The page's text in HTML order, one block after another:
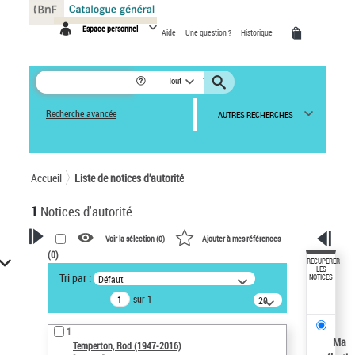
Espace personnel Aide Une question ? Historique
Tout
Recherche avancée AUTRES RECHERCHES
Accueil Liste de notices d’autorité
1 Notices d'autorité
VOTRE RECHERCHE
Recherche avancée dans les
notices d’autorité
Œuvres liées à l'auteur :
Temperton, Rod (1947-2016)
Voir la sélection (0) Ajouter à mes références
(0)
Tri par : Défaut
sur 1
20
résultats/page
1
Temperton, Rod (1947-2016)
RÉCUPÉRER
LES
NOTICES
Ma
Panneau de gestion des cookies